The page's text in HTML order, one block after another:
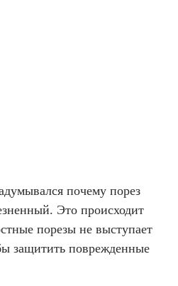
почему порез
Это происходит
порезы не выступает
защитить поврежденные